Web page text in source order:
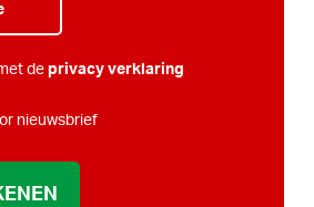
de privacy verklaring
nieuwsbrief